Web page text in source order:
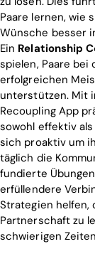
Paare lernen, wie
Wünsche besser
Ein Relationship
spielen, Paare bei
erfolgreichen
unterstützen. Mit
Recoupling App
sowohl effektiv
sich proaktiv um
täglich die
fundierte
erfüllendere
Strategien helfen,
Partnerschaft zu
schwierigen